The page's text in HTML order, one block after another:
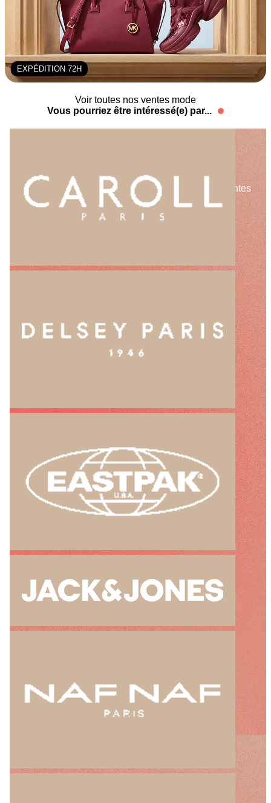
EXPÉDITION 72H
Voir toutes nos ventes mode
Vous pourriez être intéressé(e) par...
Showroomprivé vous propose une sélection de ventes
de marques de mode à découvrir